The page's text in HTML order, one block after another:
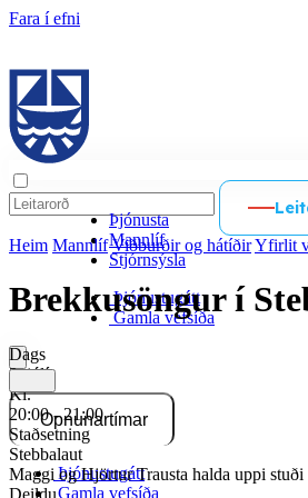
Fara í efni
Þjónusta
Mannlíf
Stjórnsýsla
Þjónustugátt
Gamla vefsíða
Opnunartímar
Þjónustugátt
Gamla vefsíða
Heim Mannlíf Viðburðir og hátíðirYfirlit
Brekkusöngur í
Dags
3. júlí
Kl.
20:00 - 21:00
Staðsetning
Stebbalaut
Maggi og Hjörtur Trausta halda uppi
Deildu